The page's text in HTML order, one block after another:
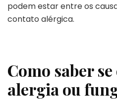
podem estar entre os
contato alérgica.
Como saber
alergia ou